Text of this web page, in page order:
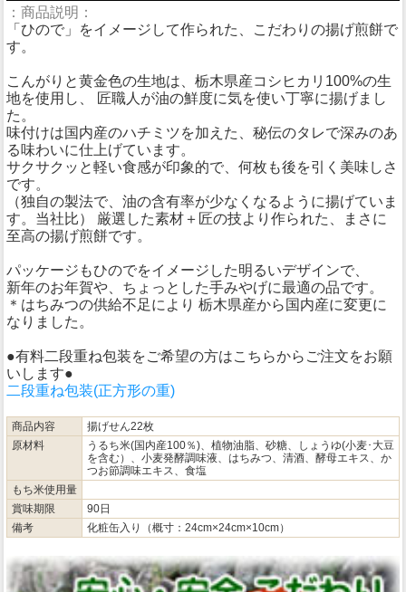
：商品説明：
「ひので」をイメージして作られた、こだわりの揚げ煎餅で
す。
こんがりと黄金色の生地は、栃木県産コシヒカリ100%の生
地を使用し、 匠職人が油の鮮度に気を使い丁寧に揚げまし
た。
味付けは国内産のハチミツを加えた、秘伝のタレで深みのあ
る味わいに仕上げています。
サクサクッと軽い食感が印象的で、何枚も後を引く美味しさ
です。
（独自の製法で、油の含有率が少なくなるように揚げていま
す。当社比） 厳選した素材＋匠の技より作られた、まさに
至高の揚げ煎餅です。
パッケージもひのでをイメージした明るいデザインで、
新年のお年賀や、ちょっとした手みやげに最適の品です。
＊はちみつの供給不足により 栃木県産から国内産に変更に
なりました。
●有料二段重ね包装をご希望の方はこちらからご注文をお願
いします●
二段重ね包装(正方形の重)
商品内容
揚げせん22枚
原材料
うるち米(国内産100％)、植物油脂、砂糖、しょうゆ(小麦･大豆
を含む）、小麦発酵調味液、はちみつ、清酒、酵母エキス、か
つお節調味エキス、食塩
もち米使用量
賞味期限
90日
備考
化粧缶入り（概寸：24cm×24cm×10cm）